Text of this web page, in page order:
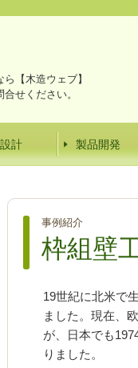
【木造ウェブ】
せください。
計 製品開発
事例紹介
枠組壁
19世紀に北米で
ました。 現在、
が、日本でも
りました。